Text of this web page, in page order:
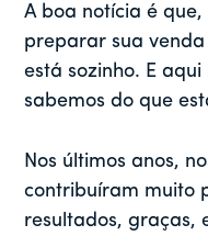
A boa notícia é
preparar sua
está sozinho. E
sabemos do que
Nos últimos anos,
contribuíram muito
resultados, graças,